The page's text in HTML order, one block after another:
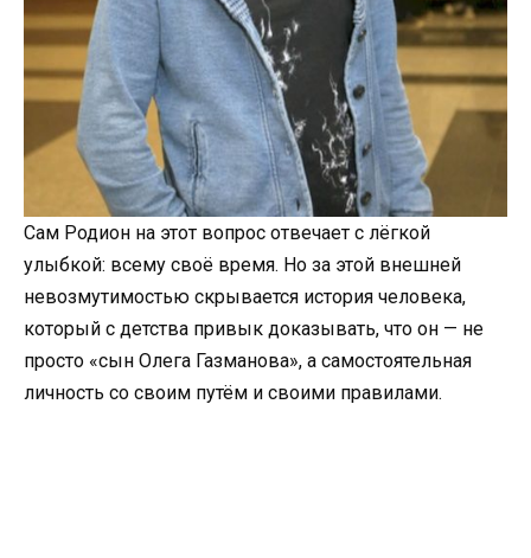
Сам Родион на этот вопрос отвечает с лёгкой
улыбкой: всему своё время. Но за этой внешней
невозмутимостью скрывается история человека,
который с детства привык доказывать, что он — не
просто «сын Олега Газманова», а самостоятельная
личность со своим путём и своими правилами.